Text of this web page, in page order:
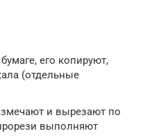
его копируют,
(отдельные
и вырезают по
выполняют